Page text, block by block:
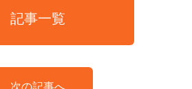
記事一覧